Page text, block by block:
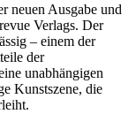
neuen Ausgabe und
Verlags. Der
– einem der
der
unabhängigen
Kunstszene, die